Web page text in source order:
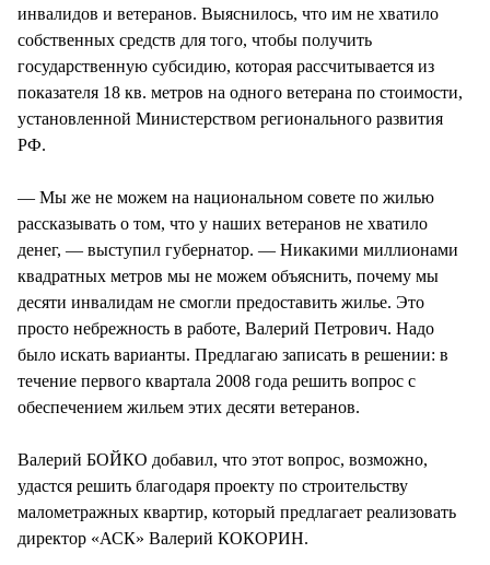
инвалидов и ветеранов. Выяснилось, что им не хватило
собственных средств для того, чтобы получить
государственную субсидию, которая рассчитывается из
показателя 18 кв. метров на одного ветерана по стоимости,
установленной Министерством регионального развития
РФ.
— Мы же не можем на национальном совете по жилью
рассказывать о том, что у наших ветеранов не хватило
денег, — выступил губернатор. — Никакими миллионами
квадратных метров мы не можем объяснить, почему мы
десяти инвалидам не смогли предоставить жилье. Это
просто небрежность в работе, Валерий Петрович. Надо
было искать варианты. Предлагаю записать в решении: в
течение первого квартала 2008 года решить вопрос с
обеспечением жильем этих десяти ветеранов.
Валерий БОЙКО добавил, что этот вопрос, возможно,
удастся решить благодаря проекту по строительству
малометражных квартир, который предлагает реализовать
директор «АСК» Валерий КОКОРИН.